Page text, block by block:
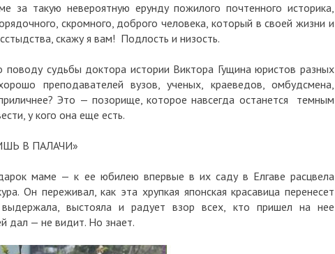
за такую невероятную ерунду пожилого почтенного историка,
скромного, доброго человека, который в своей жизни и
скажу я вам! Подлость и низость.
судьбы доктора истории Виктора Гущина юристов разных
преподавателей вузов, ученых, краеведов, омбудсмена,
Это — позорище, которое навсегда останется темным
у кого она еще есть.
В ПАЛАЧИ»
маме — к ее юбилею впервые в их саду в Елгаве расцвела
Он переживал, как эта хрупкая японская красавица перенесет
выстояла и радует взор всех, кто пришел на нее
дал — не видит. Но знает.